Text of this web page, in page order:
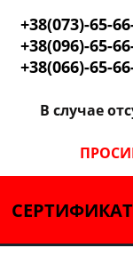
+38(073)-65-
+38(096)-65-
+38(066)-65-
В случае